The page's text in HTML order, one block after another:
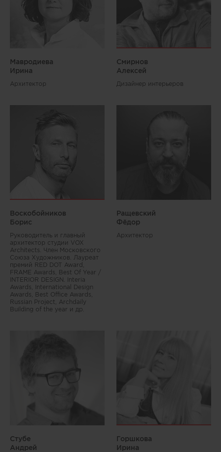
Мавродиева
Ирина
Архитектор
Смирнов
Алексей
Дизайнер интерьеров
Воскобойников
Борис
Руководитель и главный
архитектор студии VOX
Architects. Член Московского
Союза Художников. Лауреат
премий RED DOT Award,
FRAME Awards, Best Of Year /
INTERIOR DESIGN. Interia
Awards, International Design
Awards, Best Office Awards,
Russian Project, Archdaily
Building of the year и др.
Ращевский
Фёдор
Архитектор
Стубе
Андрей
Горшкова
Ирина